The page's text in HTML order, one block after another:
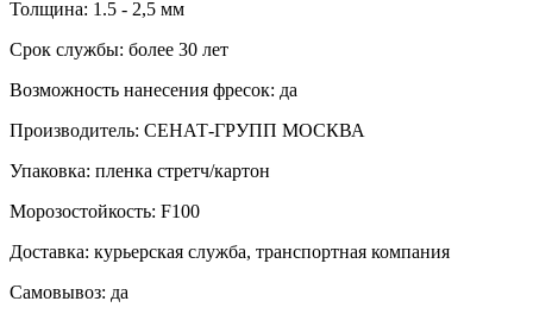
Толщина: 1.5 - 2,5 мм
Срок службы: более 30 лет
Возможность нанесения фресок: да
Производитель: СЕНАТ-ГРУПП МОСКВА
Упаковка: пленка стретч/картон
Морозостойкость: F100
Доставка: курьерская служба, транспортная компания
Самовывоз: да